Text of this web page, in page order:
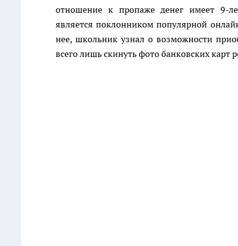
отношение к пропаже денег имеет 9-
является поклонником популярной
нее, школьник узнал о возможности
всего лишь скинуть фото банковских